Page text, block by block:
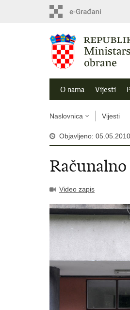
O nama Vijesti
Naslovnica Vijesti
Objavljeno: 05.05.2010.
Video zapis